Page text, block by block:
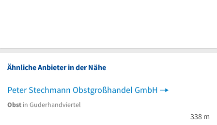
Ähnliche Anbieter in der Nähe
Peter Stechmann Obstgroßhandel GmbH
Obst in Guderhandviertel
338 m